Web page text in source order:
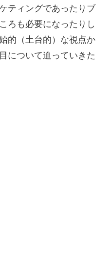
ティングであったりブ
ろも必要になったりし
的（土台的）な視点か
について迫っていきた